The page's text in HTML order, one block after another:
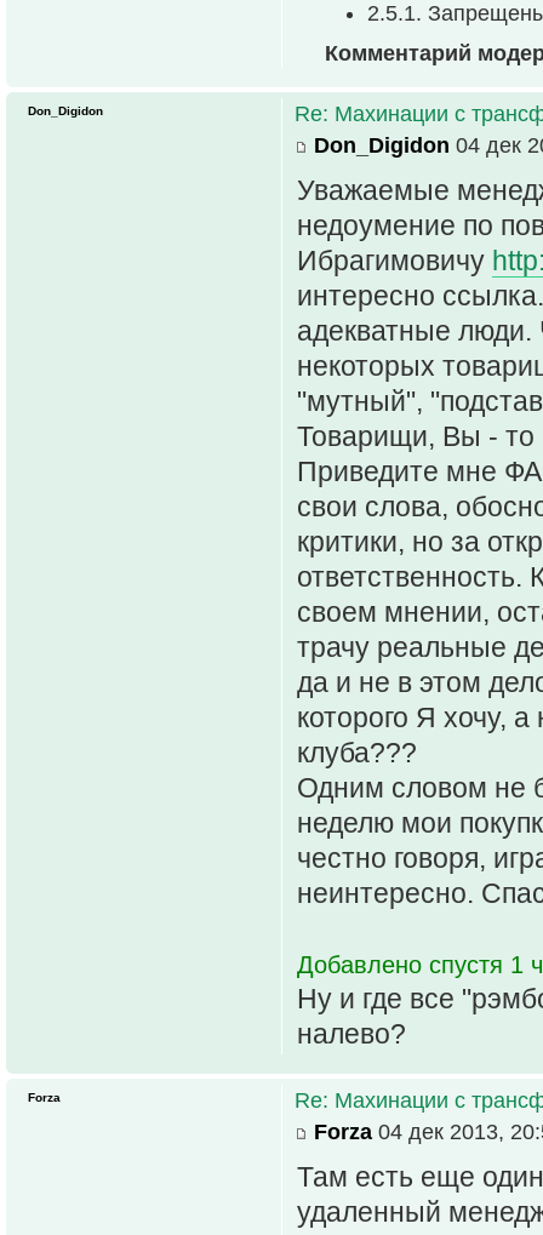
2.5.1.
Комментарий
Re: Махинации с
Don_Digidon 04 дек
Уважаемые
недоумение по
Ибрагимовичу
интересно
адекватные люди.
некоторых
"мутный",
Товарищи, Вы - то
Приведите мне
свои слова,
критики, но за
ответственность.
своем мнении,
трачу реальные
да и не в этом
которого Я хочу,
клуба???
Одним словом не
неделю мои
честно говоря,
неинтересно.
Добавлено спустя 1
Ну и где все
налево?
Don_Digidon
Re: Махинации с
Forza 04 дек 2013,
Там есть еще
удаленный
Forza